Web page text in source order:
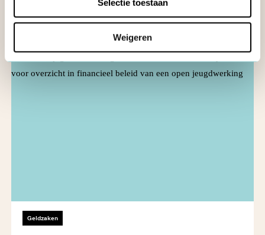
Selectie toestaan
Weigeren
Meer informatie
Geldzaken